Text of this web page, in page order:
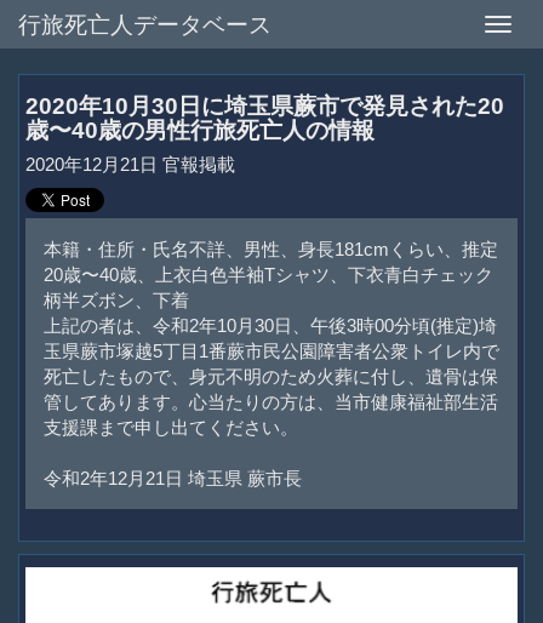
Toggle
行旅死亡人データベース
2020年10月30日に埼玉県蕨市で発見された20
歳〜40歳の男性行旅死亡人の情報
2020年12月21日 官報掲載
本籍・住所・氏名不詳、男性、身長181cmくらい、推定
20歳〜40歳、上衣白色半袖Tシャツ、下衣青白チェック
柄半ズボン、下着
上記の者は、令和2年10月30日、午後3時00分頃(推定)埼
玉県蕨市塚越5丁目1番蕨市民公園障害者公衆トイレ内で
死亡したもので、身元不明のため火葬に付し、遺骨は保
管してあります。心当たりの方は、当市健康福祉部生活
支援課まで申し出てください。
令和2年12月21日 埼玉県 蕨市長